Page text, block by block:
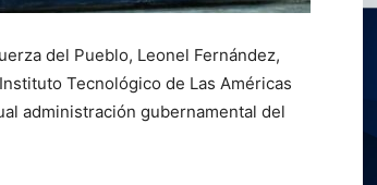
del Pueblo, Leonel Fernández,
Tecnológico de Las Américas
administración gubernamental del